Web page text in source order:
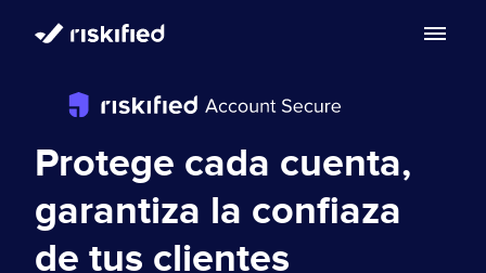
Plataforma
Plataforma
Adaptive Checkout
Partners
Protege cada cuenta,
garantiza la confiaza
de tus clientes